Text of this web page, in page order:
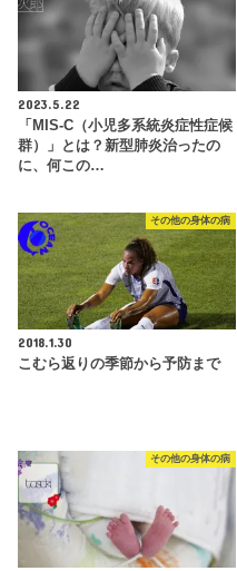
2023.5.22
「MIS-C（小児多系統炎症性症候
群）」とは？新型肺炎治ったの
に、何この…
その他の身体の病
2018.1.30
こむら返りの季節から予防まで
その他の身体の病